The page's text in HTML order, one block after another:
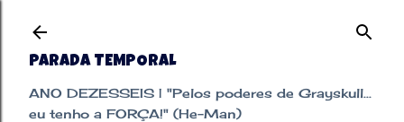
PARADA TEMPORAL
ANO DEZESSEIS | "Pelos poderes de Grayskull...
eu tenho a FORÇA!" (He-Man)